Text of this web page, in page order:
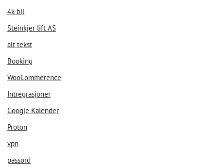
4k-bil
Steinkjer lift AS
alt tekst
Booking
WooCommerence
Intregrasjoner
Google Kalender
Proton
vpn
passord